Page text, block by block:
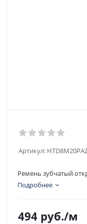
Артикул:
Ремень зубчатый
Подробнее
494 руб./м